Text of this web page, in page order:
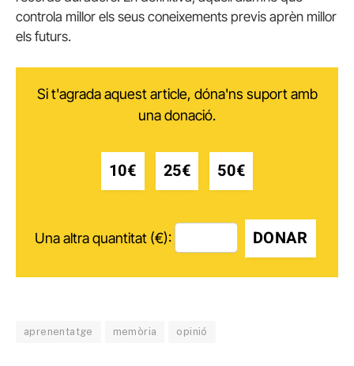
controla millor els seus coneixements previs aprèn millor
els futurs.
Si t'agrada aquest article, dóna'ns suport amb
una donació.
10€ 25€ 50€
Una altra quantitat (€): DONAR
aprenentatge memòria opinió